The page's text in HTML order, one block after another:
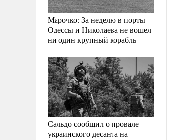
Марочко: За неделю в порты
Одессы и Николаева не вошел
ни один крупный корабль
Сальдо сообщил о провале
украинского десанта на